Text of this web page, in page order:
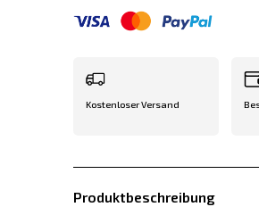
Kostenloser Versand
Produktbeschreibung